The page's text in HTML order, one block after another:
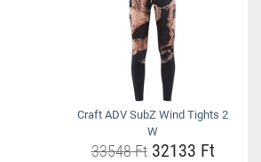
Craft ADV SubZ Wind Tights 2
W
33548 Ft32133 Ft